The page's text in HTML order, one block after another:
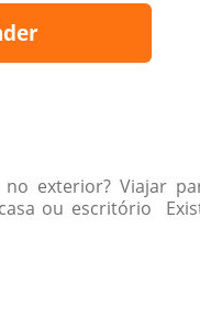
exterior? Viajar
ou escritório